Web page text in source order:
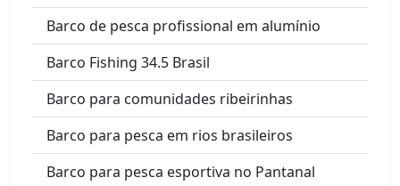
Barco de pesca profissional em alumínio
Barco Fishing 34.5 Brasil
Barco para comunidades ribeirinhas
Barco para pesca em rios brasileiros
Barco para pesca esportiva no Pantanal